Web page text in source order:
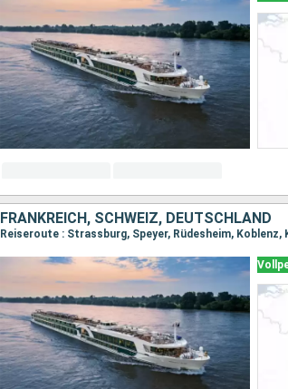
FRANKREICH, SCHWEIZ, DEUTSCHLAND
Reiseroute : Strassburg, Speyer, Rüdesheim, Koblenz,